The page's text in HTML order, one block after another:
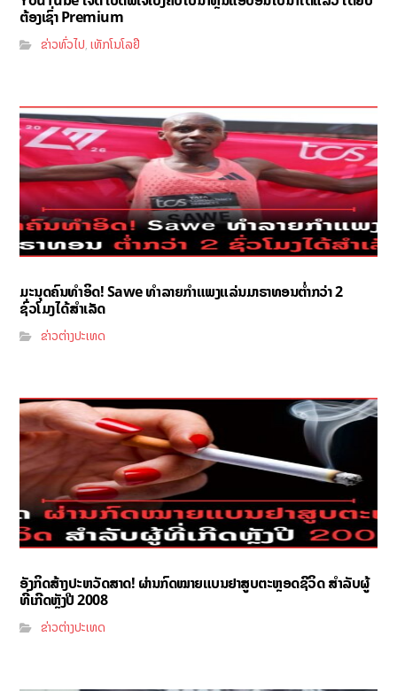
ຕ້ອງເຊົ່າ Premium
ຂ່າວທົ່ວໄປ,ເທັກໂນໂລຢີ
ມະນຸດຄົນທຳອິດ! Sawe ທຳລາຍກຳແພງແລ່ນມາຣາທອນຕ່ຳກວ່າ 2
ຊົ່ວໂມງໄດ້ສຳເລັດ
ຂ່າວຕ່າງປະເທດ
ອັງກິດສ້າງປະຫວັດສາດ! ຜ່ານກົດໝາຍແບນຢາສູບຕະຫຼອດຊີວິດ ສຳລັບຜູ້
ທີ່ເກີດຫຼັງປີ 2008
ຂ່າວຕ່າງປະເທດ